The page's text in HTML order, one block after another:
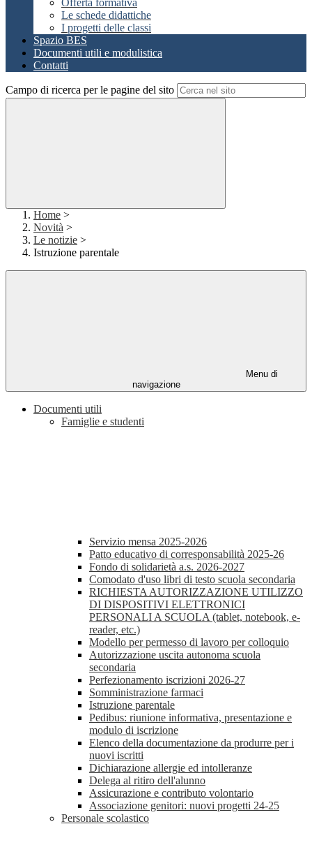
Offerta formativa
Le schede didattiche
I progetti delle classi
Spazio BES
Documenti utili e modulistica
Contatti
Campo di ricerca per le pagine del sito
Home >
Novità >
Le notizie >
Istruzione parentale
Menu di
navigazione
Documenti utili
Famiglie e studenti
Servizio mensa 2025-2026
Patto educativo di corresponsabilità 2025-26
Fondo di solidarietà a.s. 2026-2027
Comodato d'uso libri di testo scuola secondaria
RICHIESTA AUTORIZZAZIONE UTILIZZO
DI DISPOSITIVI ELETTRONICI
PERSONALI A SCUOLA (tablet, notebook, e-
reader, etc.)
Modello per permesso di lavoro per colloquio
Autorizzazione uscita autonoma scuola
secondaria
Perfezionamento iscrizioni 2026-27
Somministrazione farmaci
Istruzione parentale
Pedibus: riunione informativa, presentazione e
modulo di iscrizione
Elenco della documentazione da produrre per i
nuovi iscritti
Dichiarazione allergie ed intolleranze
Delega al ritiro dell'alunno
Assicurazione e contributo volontario
Associazione genitori: nuovi progetti 24-25
Personale scolastico